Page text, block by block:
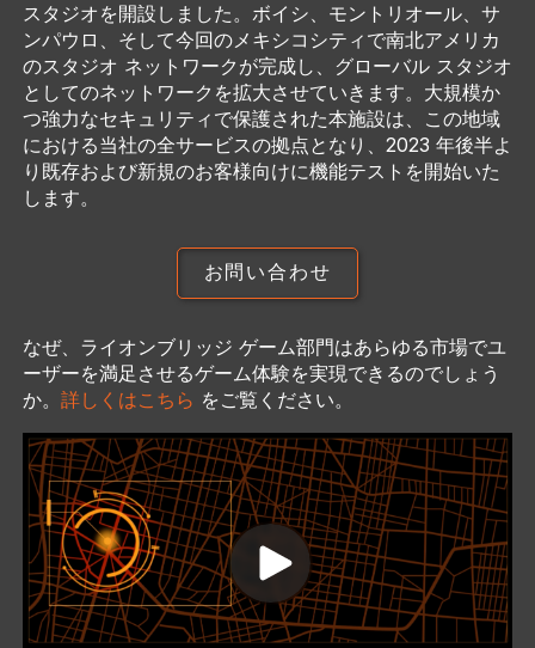
スタジオを開設しました。ボイシ、モントリオール、サ
ンパウロ、そして今回のメキシコシティで南北アメリカ
のスタジオ ネットワークが完成し、グローバル スタジオ
としてのネットワークを拡大させていきます。大規模か
つ強力なセキュリティで保護された本施設は、この地域
における当社の全サービスの拠点となり、2023 年後半よ
り既存および新規のお客様向けに機能テストを開始いた
します。
お問い合わせ
なぜ、ライオンブリッジ ゲーム部門はあらゆる市場でユ
ーザーを満足させるゲーム体験を実現できるのでしょう
か。 詳しくはこちら をご覧ください。